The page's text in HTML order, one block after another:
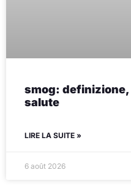
smog:
salute
LIRE LA SUITE »
6 août 2026